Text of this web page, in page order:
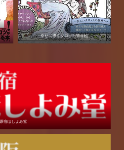
幸せに導くタロット塗り絵
原宿ほしよみ堂